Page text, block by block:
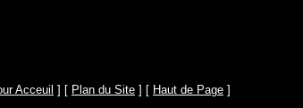
Acceuil ] [ Plan du Site ] [ Haut de Page ]